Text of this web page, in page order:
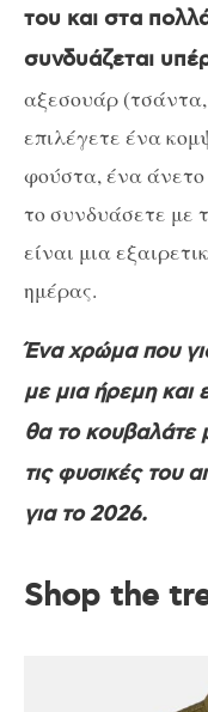
του και στα
συνδυάζεται
αξεσουάρ
επιλέγετε ένα
φούστα, ένα
το συνδυάσετε με
είναι μια
ημέρας.
Ένα χρώμα που
με μια ήρεμη και
θα το κουβαλάτε
τις φυσικές του
για το 2026.
Shop the